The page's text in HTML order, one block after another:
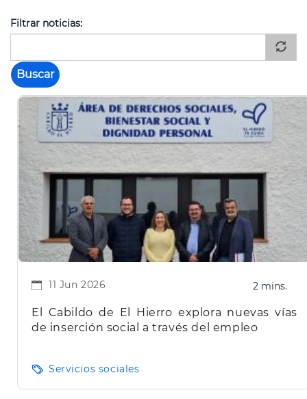
Filtrar noticias:
11 Jun 2026 2 mins.
El Cabildo de El Hierro explora nuevas vías
de inserción social a través del empleo
Servicios sociales